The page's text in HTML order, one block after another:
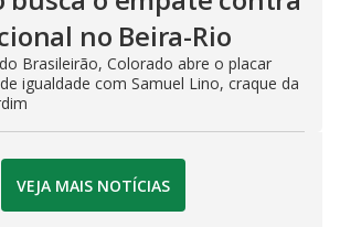
no Beira-Rio
Brasileirão, Colorado abre o placar
igualdade com Samuel Lino, craque da
VEJA MAIS NOTÍCIAS